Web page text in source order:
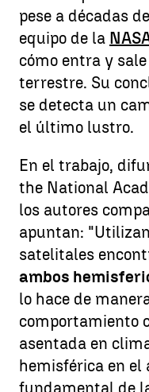
pese a décadas
equipo de la
cómo entra y
terrestre. Su
se detecta un
el último lustro.
En el trabajo,
the National
los autores
apuntan:
satelitales
ambos
lo hace de
comportamiento
asentada en
hemisférica en el
fundamental de